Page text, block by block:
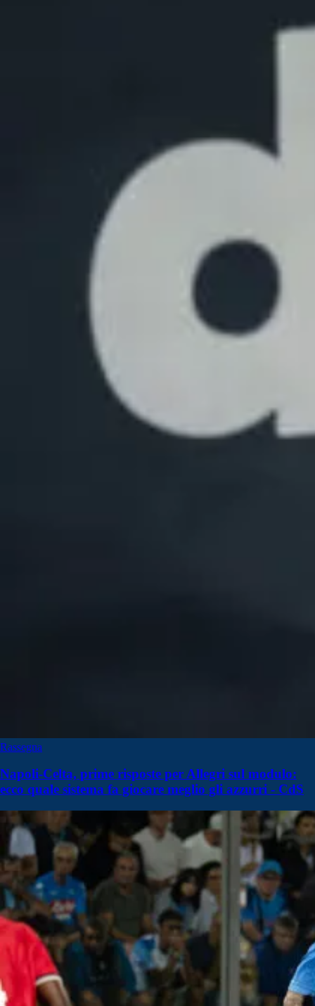
Rassegna
Napoli-Celta, prime risposte per Allegri sul modulo:
ecco quale sistema fa giocare meglio gli azzurri - CdS